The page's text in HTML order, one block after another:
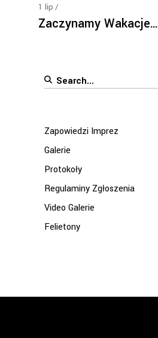
1 lip
Zaczynamy Wakacje…
Search
Zapowiedzi Imprez
Galerie
Protokoły
Regulaminy Zgłoszenia
Video Galerie
Felietony